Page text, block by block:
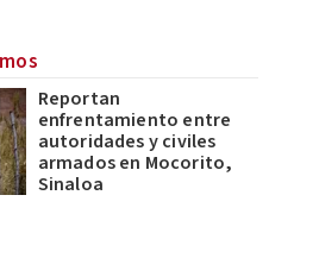
Reportan
enfrentamiento entre
autoridades y civiles
armados en Mocorito,
Sinaloa